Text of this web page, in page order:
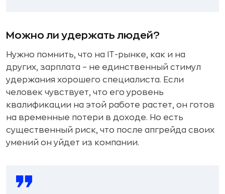
Можно ли удержать людей?
Нужно помнить, что на IТ-рынке, как и на
других, зарплата – не единственный стимул
удержания хорошего специалиста. Если
человек чувствует, что его уровень
квалификации на этой работе растет, он готов
на временные потери в доходе. Но есть
существенный риск, что после апгрейда своих
умений он уйдет из компании.